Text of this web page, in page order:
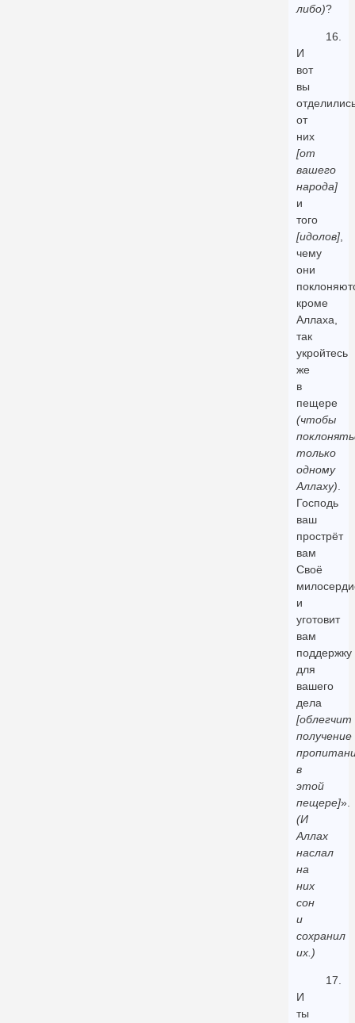
либо)?
16.
И
вот
вы
от
них
[от
вашего
народа]
и
того
[идолов],
чему
они
кроме
Аллаха,
так
укройтесь
же
в
пещере
(чтобы
только
одному
Аллаху).
Господь
ваш
прострёт
вам
Своё
и
уготовит
вам
поддержку
для
вашего
дела
[облегчит
получение
в
этой
пещере]».
(И
Аллах
наслал
на
них
сон
и
сохранил
их.)
17.
И
ты